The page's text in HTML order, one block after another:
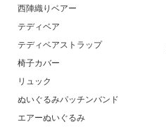
西陣織りベアー
テディベア
テディベアストラップ
椅子カバー
リュック
ぬいぐるみパッチンバンド
エアーぬいぐるみ